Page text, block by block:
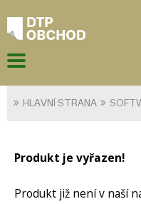
HLAVNÍ STRANA
Produkt je vyřazen!
Produkt již není v naší